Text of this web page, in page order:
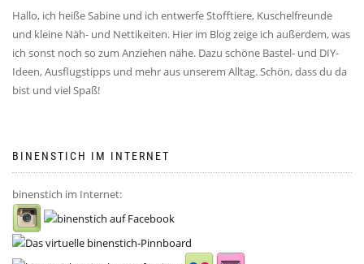
Hallo, ich heiße Sabine und ich entwerfe Stofftiere, Kuschelfreunde
und kleine Näh- und Nettikeiten. Hier im Blog zeige ich außerdem, was
ich sonst noch so zum Anziehen nähe. Dazu schöne Bastel- und DIY-
Ideen, Ausflugstipps und mehr aus unserem Alltag. Schön, dass du da
bist und viel Spaß!
BINENSTICH IM INTERNET
binenstich im Internet: